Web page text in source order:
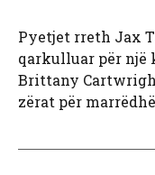
Pyetjet rreth Jax
qarkulluar për një
Brittany
zërat për